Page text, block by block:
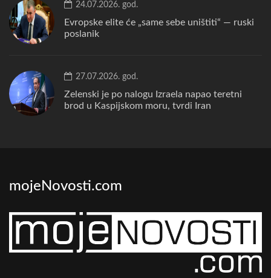
24.07.2026. god.
Evropske elite će „same sebe uništiti“ — ruski
poslanik
27.07.2026. god.
Zelenski je po nalogu Izraela napao teretni
brod u Kaspijskom moru, tvrdi Iran
mojeNovosti.com